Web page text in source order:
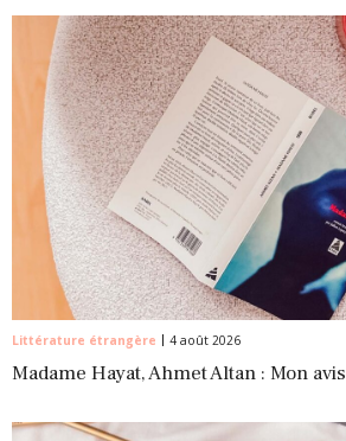
Littérature étrangère 4 août 2026
Madame Hayat, Ahmet Altan : Mon avis